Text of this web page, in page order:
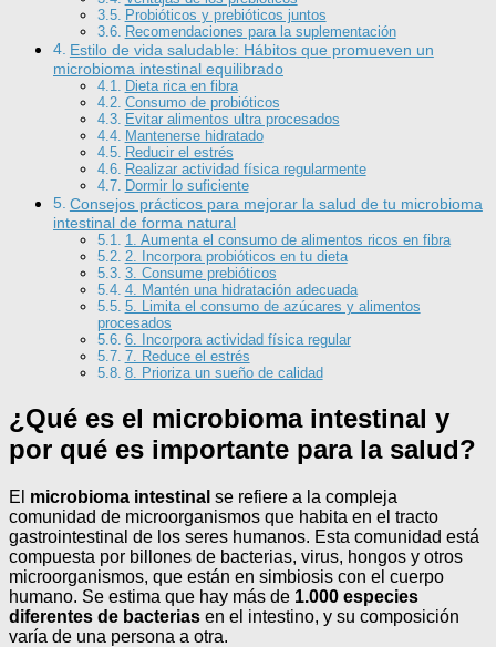
Probióticos y prebióticos juntos
Recomendaciones para la suplementación
Estilo de vida saludable: Hábitos que promueven un
microbioma intestinal equilibrado
Dieta rica en fibra
Consumo de probióticos
Evitar alimentos ultra procesados
Mantenerse hidratado
Reducir el estrés
Realizar actividad física regularmente
Dormir lo suficiente
Consejos prácticos para mejorar la salud de tu microbioma
intestinal de forma natural
1. Aumenta el consumo de alimentos ricos en fibra
2. Incorpora probióticos en tu dieta
3. Consume prebióticos
4. Mantén una hidratación adecuada
5. Limita el consumo de azúcares y alimentos
procesados
6. Incorpora actividad física regular
7. Reduce el estrés
8. Prioriza un sueño de calidad
¿Qué es el microbioma intestinal y
por qué es importante para la salud?
El microbioma intestinal se refiere a la compleja
comunidad de microorganismos que habita en el tracto
gastrointestinal de los seres humanos. Esta comunidad está
compuesta por billones de bacterias, virus, hongos y otros
microorganismos, que están en simbiosis con el cuerpo
humano. Se estima que hay más de 1.000 especies
diferentes de bacterias en el intestino, y su composición
varía de una persona a otra.